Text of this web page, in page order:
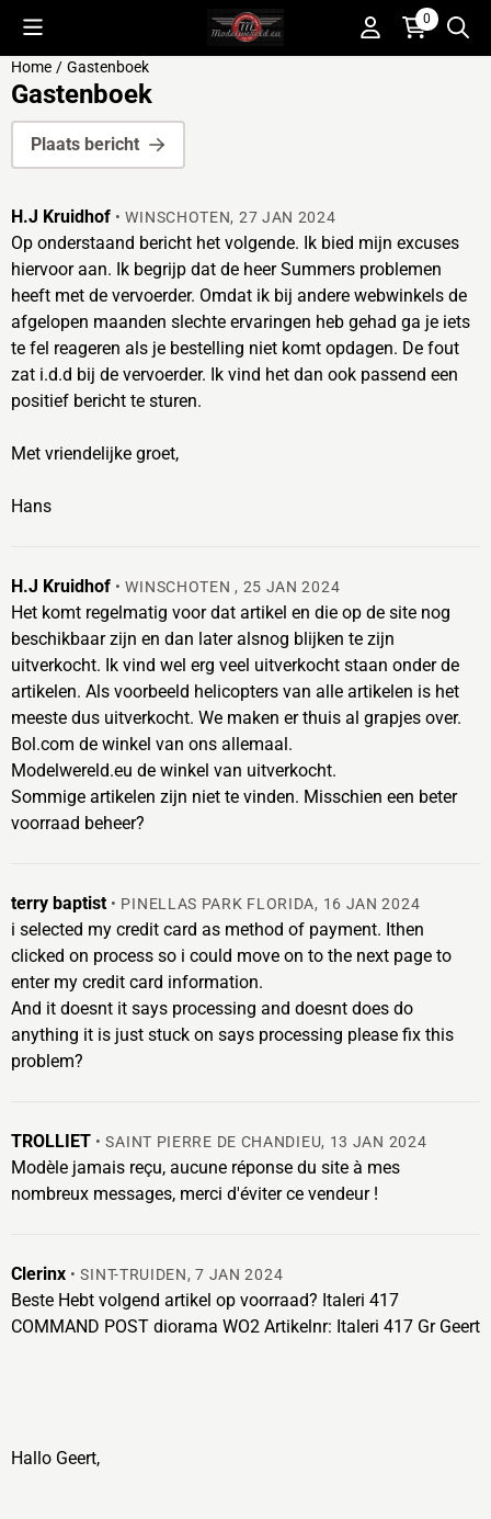
Cookievoorkeuren zijn beschikbaar. Kies instellingen of sta alle
0
Home / Gastenboek
Gastenboek
Plaats bericht
H.J Kruidhof • WINSCHOTEN, 27 JAN 2024
Op onderstaand bericht het volgende. Ik bied mijn excuses
hiervoor aan. Ik begrijp dat de heer Summers problemen
heeft met de vervoerder. Omdat ik bij andere webwinkels de
afgelopen maanden slechte ervaringen heb gehad ga je iets
te fel reageren als je bestelling niet komt opdagen. De fout
zat i.d.d bij de vervoerder. Ik vind het dan ook passend een
positief bericht te sturen.
Met vriendelijke groet,
Hans
H.J Kruidhof • WINSCHOTEN , 25 JAN 2024
Het komt regelmatig voor dat artikel en die op de site nog
beschikbaar zijn en dan later alsnog blijken te zijn
uitverkocht. Ik vind wel erg veel uitverkocht staan onder de
artikelen. Als voorbeeld helicopters van alle artikelen is het
meeste dus uitverkocht. We maken er thuis al grapjes over.
Bol.com de winkel van ons allemaal.
Modelwereld.eu de winkel van uitverkocht.
Sommige artikelen zijn niet te vinden. Misschien een beter
voorraad beheer?
terry baptist • PINELLAS PARK FLORIDA, 16 JAN 2024
i selected my credit card as method of payment. Ithen
clicked on process so i could move on to the next page to
enter my credit card information.
And it doesnt it says processing and doesnt does do
anything it is just stuck on says processing please fix this
problem?
TROLLIET • SAINT PIERRE DE CHANDIEU, 13 JAN 2024
Modèle jamais reçu, aucune réponse du site à mes
nombreux messages, merci d'éviter ce vendeur !
Clerinx • SINT-TRUIDEN, 7 JAN 2024
Beste Hebt volgend artikel op voorraad? Italeri 417
COMMAND POST diorama WO2 Artikelnr: Italeri 417 Gr Geert
Hallo Geert,